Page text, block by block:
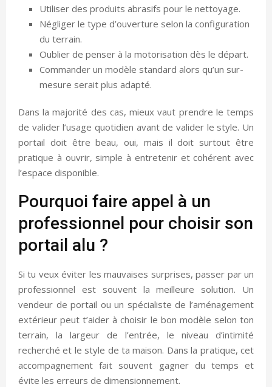
Utiliser des produits abrasifs pour le nettoyage.
Négliger le type d’ouverture selon la configuration
du terrain.
Oublier de penser à la motorisation dès le départ.
Commander un modèle standard alors qu’un sur-
mesure serait plus adapté.
Dans la majorité des cas, mieux vaut prendre le temps
de valider l’usage quotidien avant de valider le style. Un
portail doit être beau, oui, mais il doit surtout être
pratique à ouvrir, simple à entretenir et cohérent avec
l’espace disponible.
Pourquoi faire appel à un
professionnel pour choisir son
portail alu ?
Si tu veux éviter les mauvaises surprises, passer par un
professionnel est souvent la meilleure solution. Un
vendeur de portail ou un spécialiste de l’aménagement
extérieur peut t’aider à choisir le bon modèle selon ton
terrain, la largeur de l’entrée, le niveau d’intimité
recherché et le style de ta maison. Dans la pratique, cet
accompagnement fait souvent gagner du temps et
évite les erreurs de dimensionnement.